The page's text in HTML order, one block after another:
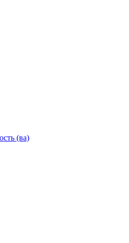
(ва)